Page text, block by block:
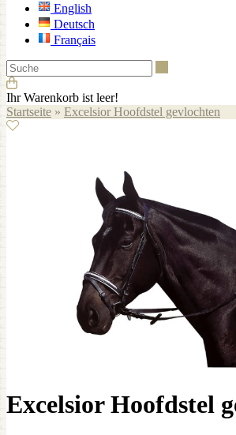
English
Deutsch
Français
Ihr Warenkorb ist leer!
Startseite » Excelsior Hoofdstel gevlochten
Excelsior Hoofdstel